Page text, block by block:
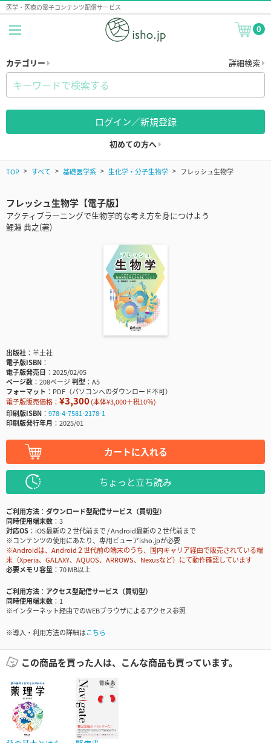
医学・医療の電子コンテンツ配信サービス
0
カテゴリー 詳細検索
ログイン／新規登録
初めての方へ
TOP すべて 基礎医学系 生化学・分子生物学 フレッシュ生物学
フレッシュ生物学【電子版】
アクティブラーニングで生物学的な考え方を身につけよう
鯉淵 典之(著)
出版社
羊土社
電子版ISBN
電子版発売日
2025/02/05
ページ数
208ページ判型
A5
フォーマット
PDF（パソコンへのダウンロード不可）
電子版販売価格： ¥3,300(本体¥3,000＋税10％)
印刷版ISBN
978-4-7581-2178-1
印刷版発行年月
2025/01
カートに入れる
ちょっと立ち読み
ご利用方法
ダウンロード型配信サービス（買切型）
同時使用端末数
3
対応OS
iOS最新の２世代前まで / Android最新の２世代前まで
※コンテンツの使用にあたり、専用ビューアisho.jpが必要
※Androidは、Android２世代前の端末のうち、国内キャリア経由で販売されている端
末（Xperia、GALAXY、AQUOS、ARROWS、Nexusなど）にて動作確認しています
必要メモリ容量
70 MB以上
ご利用方法
アクセス型配信サービス（買切型）
同時使用端末数
1
※インターネット経由でのWEBブラウザによるアクセス参照
※導入・利用方法の詳細はこちら
この商品を買った人は、こんな商品も買っています。